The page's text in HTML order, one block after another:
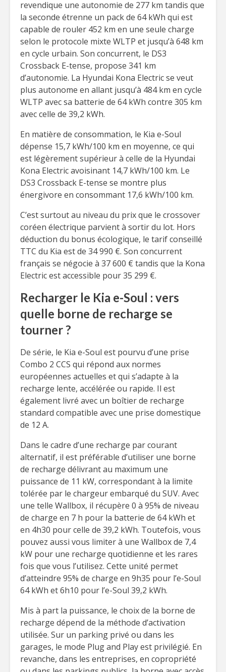
revendique une autonomie de 277 km tandis que
la seconde étrenne un pack de 64 kWh qui est
capable de rouler 452 km en une seule charge
selon le protocole mixte WLTP et jusqu’à 648 km
en cycle urbain. Son concurrent, le DS3
Crossback E-tense, propose 341 km
d’autonomie. La Hyundai Kona Electric se veut
plus autonome en allant jusqu’à 484 km en cycle
WLTP avec sa batterie de 64 kWh contre 305 km
avec celle de 39,2 kWh.
En matière de consommation, le Kia e-Soul
dépense 15,7 kWh/100 km en moyenne, ce qui
est légèrement supérieur à celle de la Hyundai
Kona Electric avoisinant 14,7 kWh/100 km. Le
DS3 Crossback E-tense se montre plus
énergivore en consommant 17,6 kWh/100 km.
C’est surtout au niveau du prix que le crossover
coréen électrique parvient à sortir du lot. Hors
déduction du bonus écologique, le tarif conseillé
TTC du Kia est de 34 990 €. Son concurrent
français se négocie à 37 600 € tandis que la Kona
Electric est accessible pour 35 299 €.
Recharger le Kia e-Soul : vers
quelle borne de recharge se
tourner ?
De série, le Kia e-Soul est pourvu d’une prise
Combo 2 CCS qui répond aux normes
européennes actuelles et qui s’adapte à la
recharge lente, accélérée ou rapide. Il est
également livré avec un boîtier de recharge
standard compatible avec une prise domestique
de 12 A.
Dans le cadre d’une recharge par courant
alternatif, il est préférable d’utiliser une borne
de recharge délivrant au maximum une
puissance de 11 kW, correspondant à la limite
tolérée par le chargeur embarqué du SUV. Avec
une telle Wallbox, il récupère 0 à 95% de niveau
de charge en 7 h pour la batterie de 64 kWh et
en 4h30 pour celle de 39,2 kWh. Toutefois, vous
pouvez aussi vous limiter à une Wallbox de 7,4
kW pour une recharge quotidienne et les rares
fois que vous l’utilisez. Cette unité permet
d’atteindre 95% de charge en 9h35 pour l’e-Soul
64 kWh et 6h10 pour l’e-Soul 39,2 kWh.
Mis à part la puissance, le choix de la borne de
recharge dépend de la méthode d’activation
utilisée. Sur un parking privé ou dans les
garages, le mode Plug and Play est privilégié. En
revanche, dans les entreprises, en copropriété